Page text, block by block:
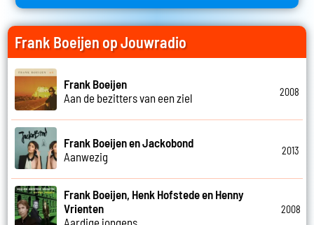
Frank Boeijen op Jouwradio
Frank Boeijen
Aan de bezitters van een ziel
2008
Frank Boeijen en Jackobond
Aanwezig
2013
Frank Boeijen, Henk Hofstede en Henny
Vrienten
Aardige jongens
2008